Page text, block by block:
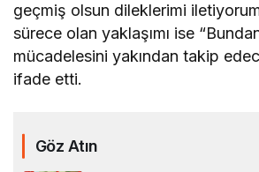
geçmiş olsun dileklerimi
sürece olan yaklaşımı ise
mücadelesini yakından takip
ifade etti.
Göz Atın